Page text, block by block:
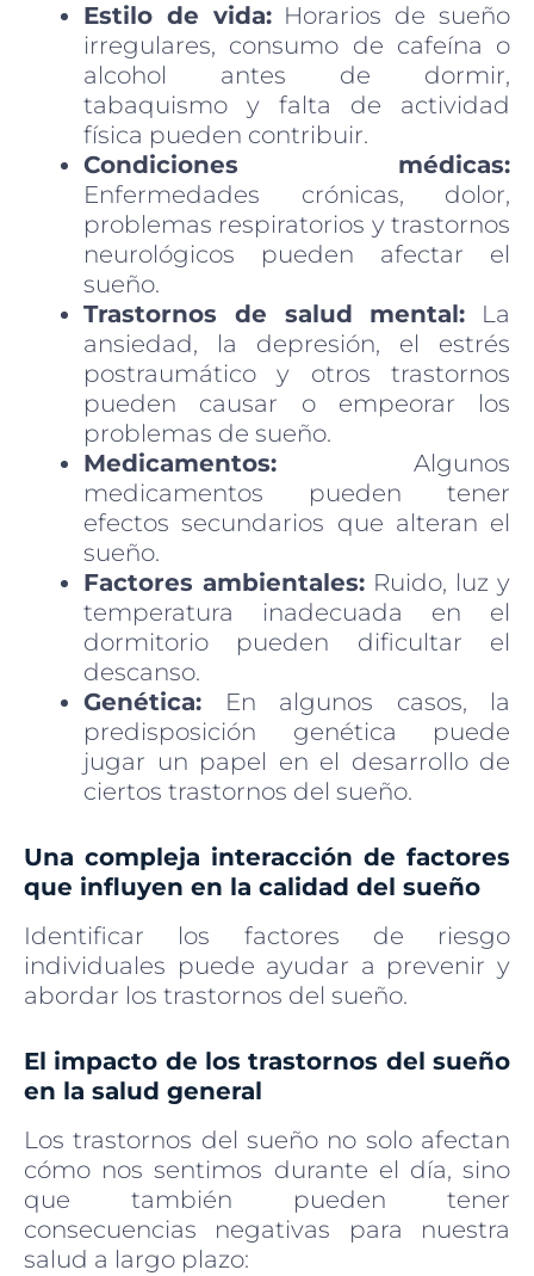
Estilo de vida:Horarios de sueño
irregulares, consumo de cafeína o
alcohol antes de dormir,
tabaquismo y falta de actividad
física pueden contribuir.
Condiciones médicas:
Enfermedades crónicas, dolor,
problemas respiratorios y trastornos
neurológicos pueden afectar el
sueño.
Trastornos de salud mental: La
ansiedad, la depresión, el estrés
postraumático y otros trastornos
pueden causar o empeorar los
problemas de sueño.
Medicamentos: Algunos
medicamentos pueden tener
efectos secundarios que alteran el
sueño.
Factores ambientales: Ruido, luz y
temperatura inadecuada en el
dormitorio pueden dificultar el
descanso.
Genética: En algunos casos, la
predisposición genética puede
jugar un papel en el desarrollo de
ciertos trastornos del sueño.
Una compleja interacción de factores
que influyen en la calidad del sueño
Identificar los factores de riesgo
individuales puede ayudar a prevenir y
abordar los trastornos del sueño.
El impacto de los trastornos del sueño
en la salud general
Los trastornos del sueño no solo afectan
cómo nos sentimos durante el día, sino
que también pueden tener
consecuencias negativas para nuestra
salud a largo plazo: